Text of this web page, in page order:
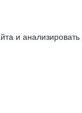
и анализировать